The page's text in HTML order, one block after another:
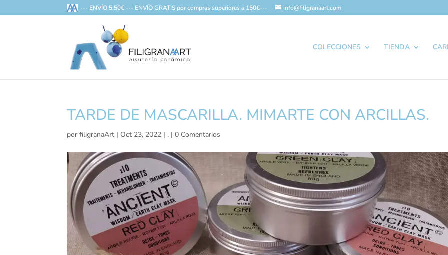
--- ENVÍO 5.50€ --- ENVÍO GRATIS por compras superiores a 150€--- info@filigranaart.com
COLECCIONES TIENDA
TARDE DE MASCARILLA. MIMARTE CON ARCILLAS.
porfiligranaArt | Oct 23, 2022 | . |0 Comentarios